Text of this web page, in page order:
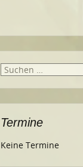
Suche
Termine
Keine Termine